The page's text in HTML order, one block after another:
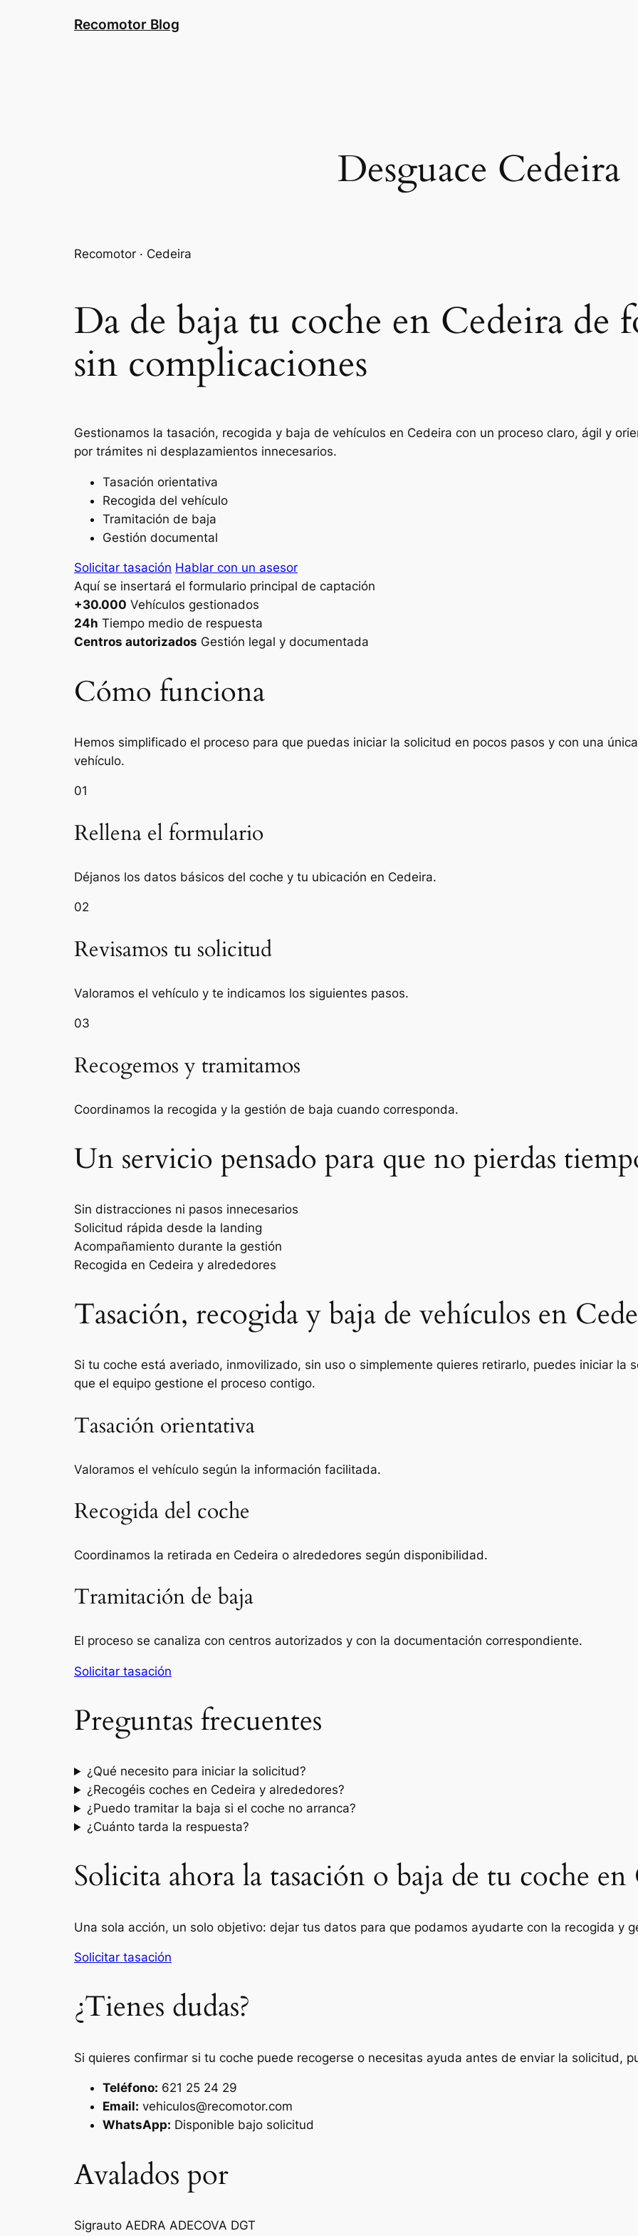
Recomotor Blog
Desguace Cedeira
Recomotor · Cedeira
Da de baja tu coche en Cedeira de
sin complicaciones
Gestionamos la tasación, recogida y baja de vehículos en Cedeira con un proceso claro, ágil y
por trámites ni desplazamientos innecesarios.
Tasación orientativa
Recogida del vehículo
Tramitación de baja
Gestión documental
Solicitar tasación Hablar con un asesor
Aquí se insertará el formulario principal de captación
+30.000 Vehículos gestionados
24h Tiempo medio de respuesta
Centros autorizados Gestión legal y documentada
Cómo funciona
Hemos simplificado el proceso para que puedas iniciar la solicitud en pocos pasos y con una
vehículo.
01
Rellena el formulario
Déjanos los datos básicos del coche y tu ubicación en Cedeira.
02
Revisamos tu solicitud
Valoramos el vehículo y te indicamos los siguientes pasos.
03
Recogemos y tramitamos
Coordinamos la recogida y la gestión de baja cuando corresponda.
Un servicio pensado para que no pierdas
Sin distracciones ni pasos innecesarios
Solicitud rápida desde la landing
Acompañamiento durante la gestión
Recogida en Cedeira y alrededores
Tasación, recogida y baja de vehículos en
Si tu coche está averiado, inmovilizado, sin uso o simplemente quieres retirarlo, puedes iniciar la
que el equipo gestione el proceso contigo.
Tasación orientativa
Valoramos el vehículo según la información facilitada.
Recogida del coche
Coordinamos la retirada en Cedeira o alrededores según disponibilidad.
Tramitación de baja
El proceso se canaliza con centros autorizados y con la documentación correspondiente.
Solicitar tasación
Preguntas frecuentes
¿Qué necesito para iniciar la solicitud?
¿Recogéis coches en Cedeira y alrededores?
¿Puedo tramitar la baja si el coche no arranca?
¿Cuánto tarda la respuesta?
Solicita ahora la tasación o baja de tu coche en
Una sola acción, un solo objetivo: dejar tus datos para que podamos ayudarte con la recogida y
Solicitar tasación
¿Tienes dudas?
Si quieres confirmar si tu coche puede recogerse o necesitas ayuda antes de enviar la solicitud,
Teléfono: 621 25 24 29
Email: vehiculos@recomotor.com
WhatsApp: Disponible bajo solicitud
Avalados por
Sigrauto AEDRA ADECOVA DGT